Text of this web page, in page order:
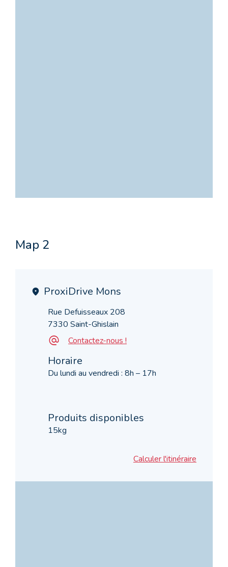
Map 2
ProxiDrive Mons
Rue Defuisseaux 208
7330 Saint-Ghislain
Contactez-nous !
Horaire
Du lundi au vendredi : 8h – 17h
Produits disponibles
15kg
Calculer l'itinéraire